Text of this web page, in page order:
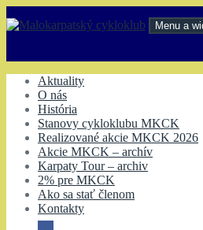
na
Menu a
Aktuality
O nás
História
Stanovy cykloklubu MKCK
Realizované akcie MKCK 2026
Akcie MKCK – archív
Karpaty Tour – archiv
2% pre MKCK
Ako sa stať členom
Kontakty